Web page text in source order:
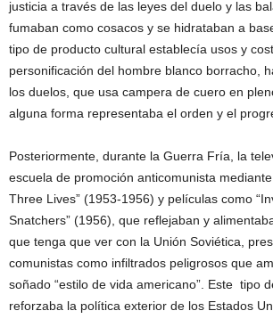
justicia a través de las leyes del duelo y las
fumaban como cosacos y se hidrataban a
tipo de producto cultural establecía usos y
personificación del hombre blanco borracho,
los duelos, que usa campera de cuero en
alguna forma representaba el orden y el
Posteriormente, durante la Guerra Fría, la
escuela de promoción anticomunista
Three Lives” (1953-1956) y películas como
Snatchers” (1956), que reflejaban y
que tenga que ver con la Unión Soviética,
comunistas como infiltrados peligrosos que
soñado “estilo de vida americano”. Este tipo
reforzaba la política exterior de los Estados